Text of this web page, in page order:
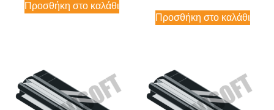
Προσθήκη στο καλάθι
Προσθήκη στο καλάθι